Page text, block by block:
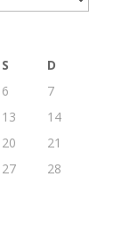
S
D
6
7
13
14
20
21
27
28